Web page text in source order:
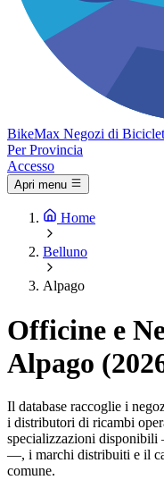
BikeMax Negozi di
Per Provincia
Accesso
Apri menu
Home
Belluno
Alpago
Officine e
Alpago
Il database raccoglie i
i distributori di ricambi
specializzazioni
—, i marchi distribuiti e il
comune.